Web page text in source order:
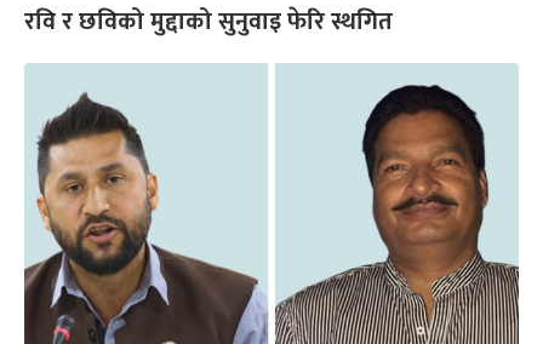
रवि र छविको मुद्दाको सुनुवाइ फेरि स्थगित